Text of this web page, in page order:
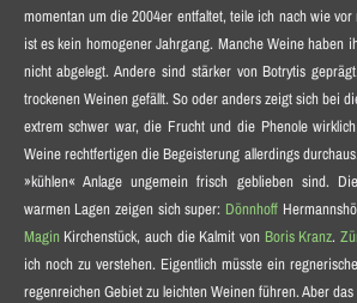
momentan um die 2004er entfaltet, teile ich nach wie
ist es kein homogener Jahrgang. Manche Weine haben
nicht abgelegt. Andere sind stärker von Botrytis
trockenen Weinen gefällt. So oder anders zeigt sich bei
extrem schwer war, die Frucht und die Phenole
Weine rechtfertigen die Begeisterung allerdings
»kühlen« Anlage ungemein frisch geblieben sind.
warmen Lagen zeigen sich super: Dönnhoff
Magin Kirchenstück, auch die Kalmit von Boris Kranz.
ich noch zu verstehen. Eigentlich müsste ein
regenreichen Gebiet zu leichten Weinen führen. Aber das